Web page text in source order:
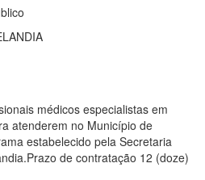
médicos especialistas em
atenderem no Município de
estabelecido pela Secretaria
de contratação 12 (doze)